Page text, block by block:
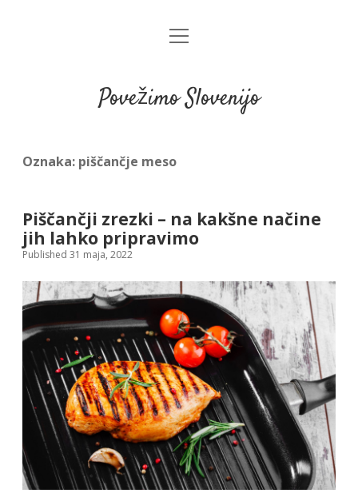
open
Povežimo Slovenijo
Oznaka: piščančje meso
Piščančji zrezki – na kakšne načine
jih lahko pripravimo
Published 31 maja, 2022